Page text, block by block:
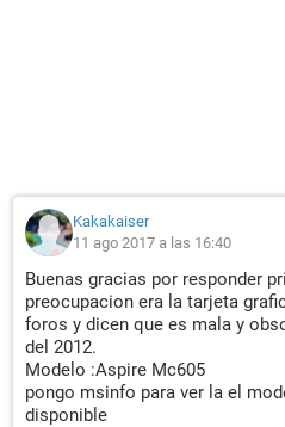
Kakakaiser
11 ago 2017 a las 16:40
Buenas gracias por responder
preocupacion era la tarjeta
foros y dicen que es mala y
del 2012.
Modelo :Aspire Mc605
pongo msinfo para ver la el
disponible